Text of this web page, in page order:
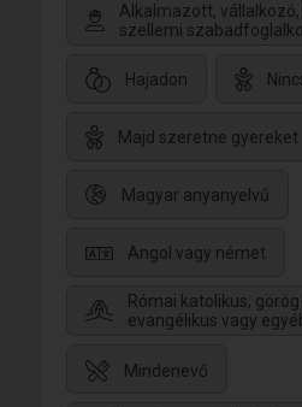
Alkalmazott,
szellemi
Hajadon
Majd szeretne gyereket
Magyar anyanyelvű
Angol vagy német
Római katolikus,
evangélikus vagy
Mindenevő